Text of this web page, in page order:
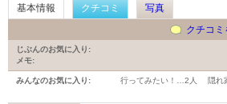
基本情報 クチコミ
写真
クチコミ
じぶんのお気に入り:
メモ:
みんなのお気に入り: 行ってみたい！… 2人 隠れ